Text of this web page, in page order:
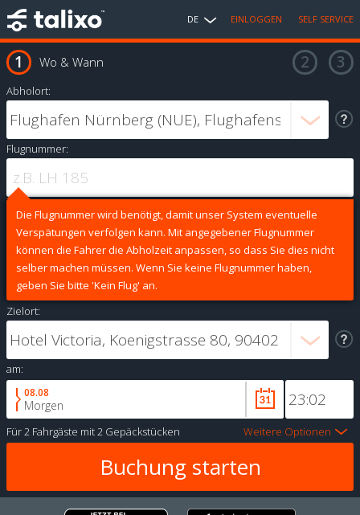
DE EINLOGGEN SELF SERVICE
Wo & Wann
Abholort:
Flugnummer:
Die Flugnummer wird benötigt, damit unser System eventuelle
Verspätungen verfolgen kann. Mit angegebener Flugnummer
können die Fahrer die Abholzeit anpassen, so dass Sie dies nicht
selber machen müssen. Wenn Sie keine Flugnummer haben,
geben Sie bitte 'Kein Flug' an.
Zielort:
am:
08.08
Morgen
Für2 Fahrgäste mit2 Gepäckstücken Weitere Optionen